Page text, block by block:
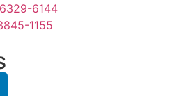
6144
1155